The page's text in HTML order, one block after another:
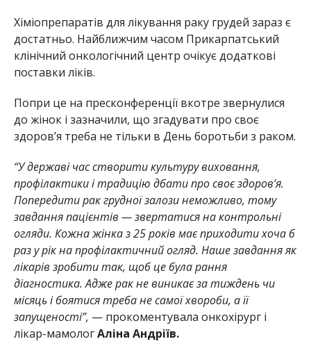
Хіміопрепаратів для лікування раку грудей зараз є
достатньо. Найближчим часом Прикарпатський
клінічний онкологічний центр очікує додаткові
поставки ліків.
Попри це на пресконференції вкотре звернулися
до жінок і зазначили, що згадувати про своє
здоров’я треба не тільки в День боротьби з раком.
“У державі час створити культуру виховання,
профілактики і традицію дбати про своє здоров’я.
Попередити рак грудної залози неможливо, тому
завдання пацієнтів — звертатися на контрольні
огляди. Кожна жінка з 25 років має приходити хоча б
раз у рік на профілактичний огляд. Наше завдання як
лікарів зробити так, щоб це була рання
діагностика. Адже рак не виникає за тиждень чи
місяць і боятися треба не самої хвороби, а її
запущеності”, — прокоментувала онкохірург і
лікар-мамологАліна Андріїв.